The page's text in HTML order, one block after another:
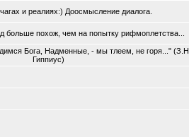
и реалиях:) Доосмысление диалога.
больше похож, чем на попытку рифмоплетства...
Бога, Надменные, - мы тлеем, не горя..." (З.Н.
Гиппиус)